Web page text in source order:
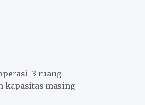
3 ruang
kapasitas masing-